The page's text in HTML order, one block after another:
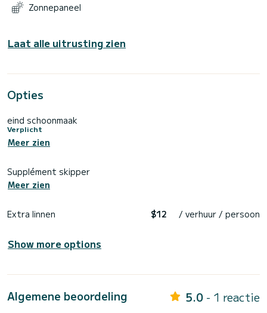
Zonnepaneel
Laat alle uitrusting zien
Opties
eind schoonmaak
Verplicht
Meer zien
Supplément skipper
Meer zien
Extra linnen $12 / verhuur / persoon
Show more options
Algemene beoordeling 5.0 - 1 reactie